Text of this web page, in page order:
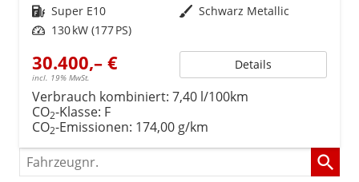
Kraftstoff Super E10 Außenfarbe Schwarz Metallic
Leistung 130 kW (177 PS)
30.400,– €
incl. 19% MwSt.
Details
Verbrauch kombiniert: 7,40 l/100km
CO2-Klasse: F
CO2-Emissionen: 174,00 g/km
Fahrzeugnr.